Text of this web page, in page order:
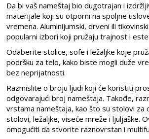
Da bi vaš nameštaj bio dugotrajan i
materijale koji su otporni na spoljne
vremena. Aluminijumski, drveni ili
popularni izbori koji pružaju trajnost i
Odaberite stolice, sofe i ležaljke koje
podršku za telo, kako biste mogli duže
bez neprijatnosti.
Razmislite o broju ljudi koji će koristiti
odgovarajući broj nameštaja. Takođe,
vrstama nameštaja, kao što su stolovi za
stolovi, ležaljke, viseće mreže i ljuljaške.
omogućiti da stvorite raznovrstan i